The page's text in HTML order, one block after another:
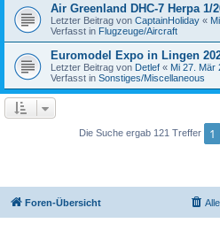
Air Greenland DHC-7 Herpa 1/
Letzter Beitrag von CaptainHoliday «
Verfasst in Flugzeuge/Aircraft
Euromodel Expo in Lingen
Letzter Beitrag von Detlef « Mi 27. Mär
Verfasst in Sonstiges/Miscellaneous
Die Suche ergab 121 Treffer 1
Foren-Übersicht